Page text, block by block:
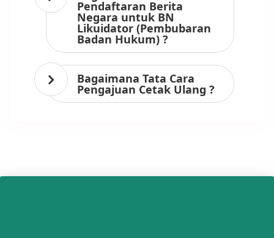
Pendaftaran Berita
Negara untuk BN
Likuidator (Pembubaran
Badan Hukum) ?
Bagaimana Tata Cara
Pengajuan Cetak Ulang ?